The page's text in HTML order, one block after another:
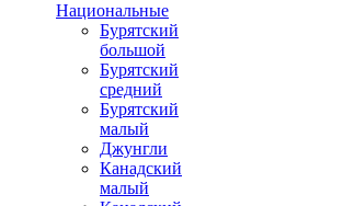
Национальные
Бурятский
большой
Бурятский
средний
Бурятский
малый
Джунгли
Канадский
малый